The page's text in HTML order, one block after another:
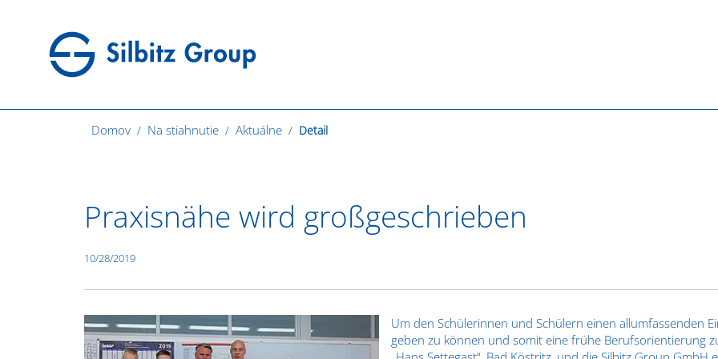
Domov Na stiahnutie Aktuálne Detail
Praxisnähe wird großgeschrieben
10/28/2019
Um den Schülerinnen und Schülern einen allumfassenden
geben zu können und somit eine frühe Berufsorientierung